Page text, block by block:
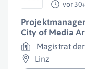
vor
City of Media
Magistrat
Linz